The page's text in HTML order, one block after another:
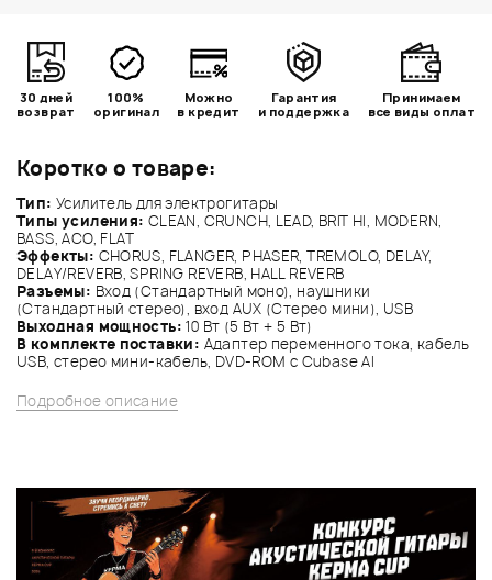
Коротко о товаре:
Тип: Усилитель для электрогитары
Типы усиления: CLEAN, CRUNCH, LEAD, BRIT HI, MODERN,
BASS, ACO, FLAT
Эффекты: CHORUS, FLANGER, PHASER, TREMOLO, DELAY,
DELAY/REVERB, SPRING REVERB, HALL REVERB
Разъемы: Вход (Стандартный моно), наушники
(Стандартный стерео), вход AUX (Стерео мини), USB
Выходная мощность: 10 Вт (5 Вт + 5 Вт)
В комплекте поставки: Адаптер переменного тока, кабель
USB, стерео мини-кабель, DVD-ROM с Cubase AI
Подробное описание
30 дней
возврат
100%
оригинал
Можно
в кредит
Гарантия
и поддержка
Принимаем
все виды оплат